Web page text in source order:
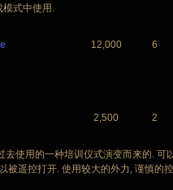
模式中使用.
12,000 6
2,500 2
使用的一种培训仪式演变而来的. 可
被遥控打开. 使用较大的外力, 谨慎的